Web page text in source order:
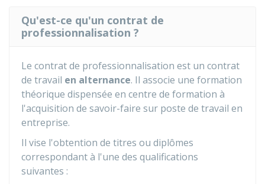
Qu'est-ce qu'un contrat de
professionnalisation ?
Le contrat de professionnalisation est un contrat
de travail en alternance. Il associe une formation
théorique dispensée en centre de formation à
l'acquisition de savoir-faire sur poste de travail en
entreprise.
Il vise l'obtention de titres ou diplômes
correspondant à l'une des qualifications
suivantes :